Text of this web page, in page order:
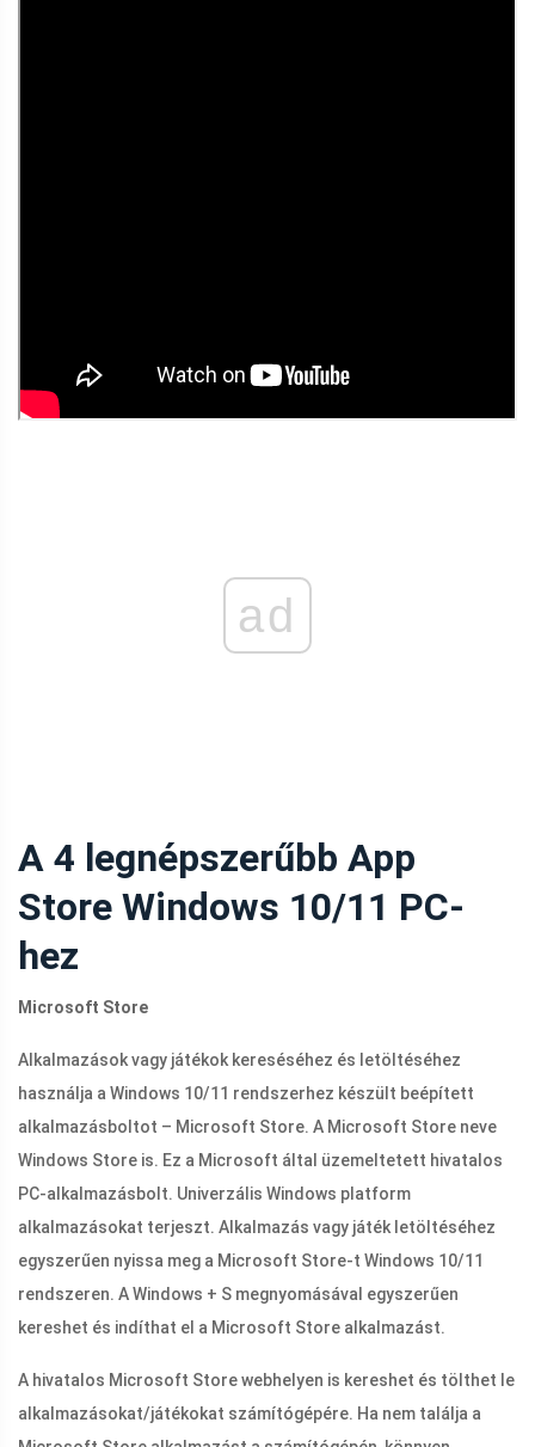
ad
A 4 legnépszerűbb App
Store Windows 10/11 PC-
hez
Microsoft Store
Alkalmazások vagy játékok kereséséhez és letöltéséhez
használja a Windows 10/11 rendszerhez készült beépített
alkalmazásboltot – Microsoft Store. A Microsoft Store neve
Windows Store is. Ez a Microsoft által üzemeltetett hivatalos
PC-alkalmazásbolt. Univerzális Windows platform
alkalmazásokat terjeszt. Alkalmazás vagy játék letöltéséhez
egyszerűen nyissa meg a Microsoft Store-t Windows 10/11
rendszeren. A Windows + S megnyomásával egyszerűen
kereshet és indíthat el a Microsoft Store alkalmazást.
A hivatalos Microsoft Store webhelyen is kereshet és tölthet le
alkalmazásokat/játékokat számítógépére. Ha nem találja a